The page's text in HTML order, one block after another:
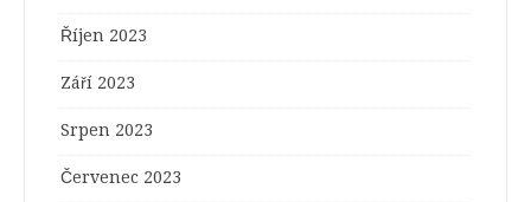
Říjen 2023
Září 2023
Srpen 2023
Červenec 2023